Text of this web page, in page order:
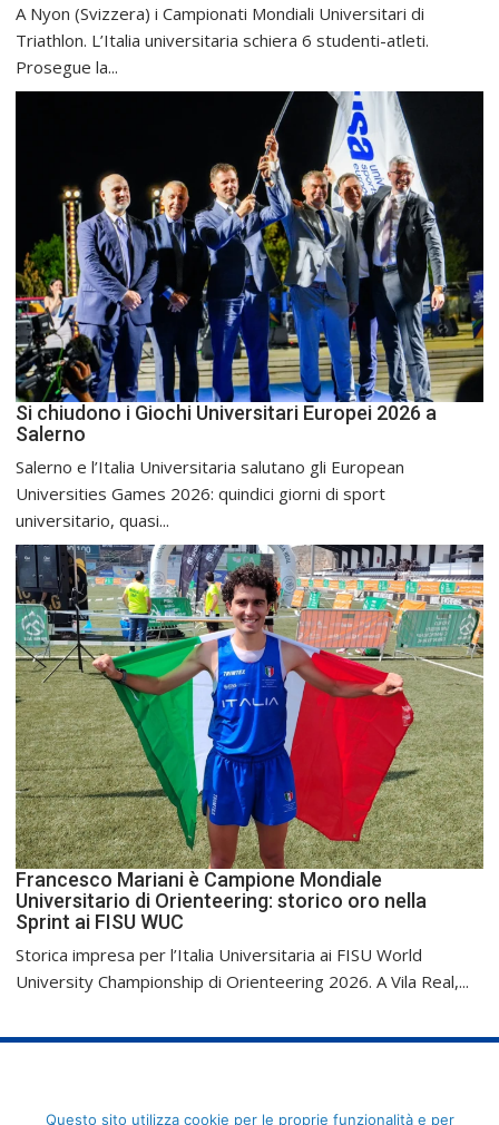
A Nyon (Svizzera) i Campionati Mondiali Universitari di
Triathlon. L’Italia universitaria schiera 6 studenti-atleti.
Prosegue la...
Si chiudono i Giochi Universitari Europei 2026 a
Salerno
Salerno e l’Italia Universitaria salutano gli European
Universities Games 2026: quindici giorni di sport
universitario, quasi...
Francesco Mariani è Campione Mondiale
Universitario di Orienteering: storico oro nella
Sprint ai FISU WUC
Storica impresa per l’Italia Universitaria ai FISU World
University Championship di Orienteering 2026. A Vila Real,...
FederCUSI: Federazione Italiana dello Sport Universitario - Via
Questo sito utilizza cookie per le proprie funzionalità e per